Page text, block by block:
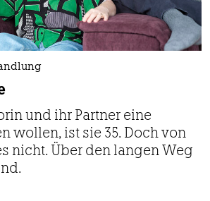
und ihr Partner eine
wollen, ist sie 35. Doch von
nicht. Über den langen Weg